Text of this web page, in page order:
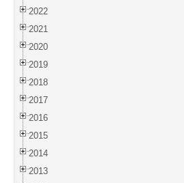
2022
2021
2020
2019
2018
2017
2016
2015
2014
2013